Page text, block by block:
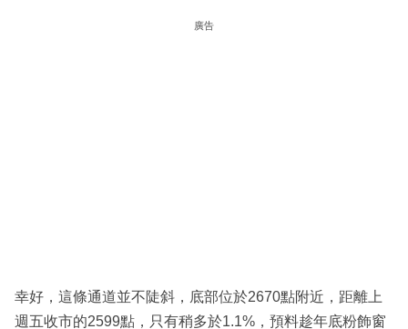
廣告
幸好，這條通道並不陡斜，底部位於2670點附近，距離上
週五收市的2599點，只有稍多於1.1%，預料趁年底粉飾窗